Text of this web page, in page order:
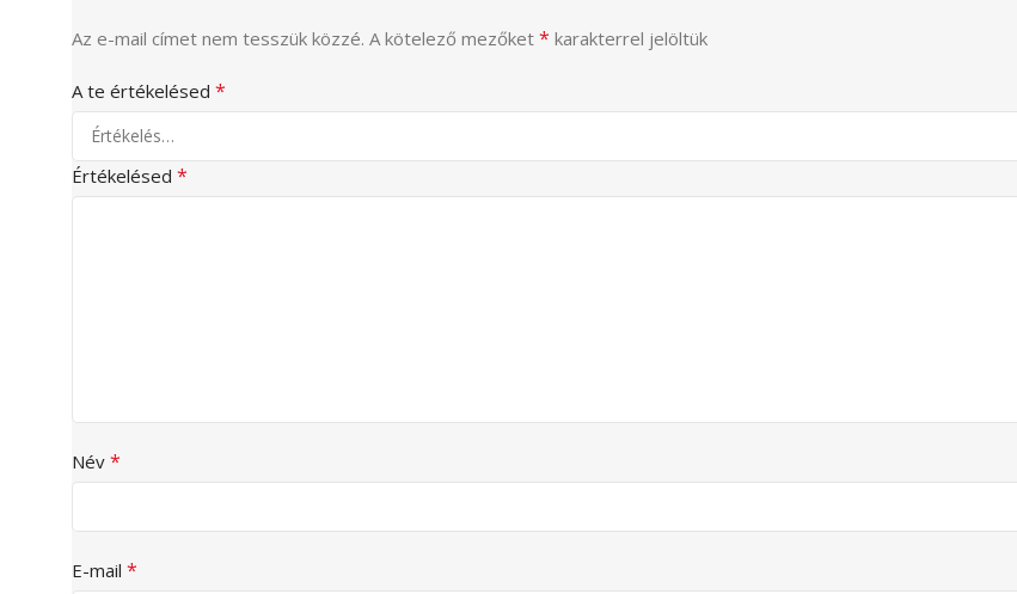
Az e-mail címet nem tesszük közzé. A kötelező mezőket * karakterrel jelöltük
A te értékelésed *
Értékelésed *
Név *
E-mail *